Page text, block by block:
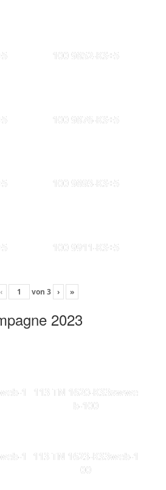
100 9852-KS+5
100 9876-KS+5
100 9893-KS+5
100 9911-KS+5
‹ von 3 › »
2023
1
113 TN 1620-KS3swwe
b-100
1 113 TN 1623-KS3web-1
00